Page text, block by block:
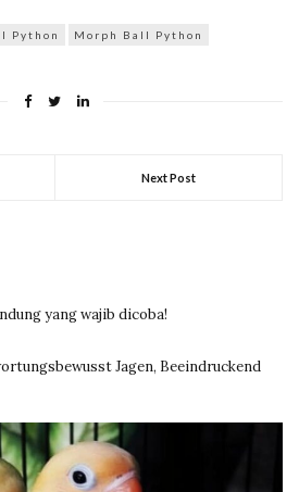
Python Morph Ball Python
Next Post
yang wajib dicoba!
Jagen, Beeindruckend